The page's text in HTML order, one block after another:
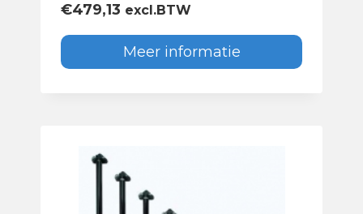
€479,13 excl.BTW
Meer informatie